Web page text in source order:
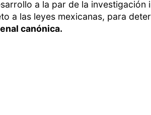
a la par de la investigación
a las leyes mexicanas, para
canónica.